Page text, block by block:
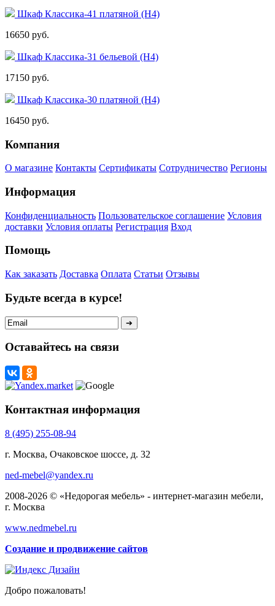
Шкаф Классика-41 платяной (Н4)
16650 руб.
Шкаф Классика-31 бельевой (Н4)
17150 руб.
Шкаф Классика-30 платяной (Н4)
16450 руб.
Компания
О магазине Контакты Сертификаты Сотрудничество Регионы
Информация
Конфиденциальность Пользовательское соглашение Условия
доставки Условия оплаты Регистрация Вход
Помощь
Как заказать Доставка Оплата Статьи Отзывы
Будьте всегда в курсе!
Оставайтесь на связи
Контактная информация
8 (495) 255-08-94
г. Москва, Очаковское шоссе, д. 32
ned-mebel@yandex.ru
2008-2026 © «Недорогая мебель» - интернет-магазин мебели,
г. Москва
www.nedmebel.ru
Создание и продвижение сайтов
Добро пожаловать!